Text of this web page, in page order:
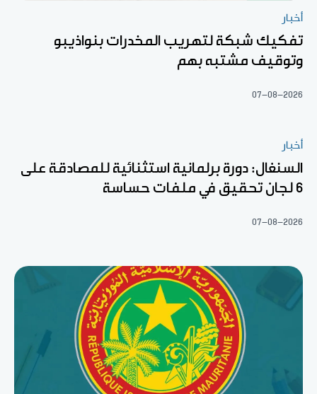
أخبار
تفكيك شبكة لتهريب المخدرات بنواذيبو
وتوقيف مشتبه بهم
07-08-2026
أخبار
السنغال: دورة برلمانية استثنائية للمصادقة على
6 لجان تحقيق في ملفات حساسة
07-08-2026